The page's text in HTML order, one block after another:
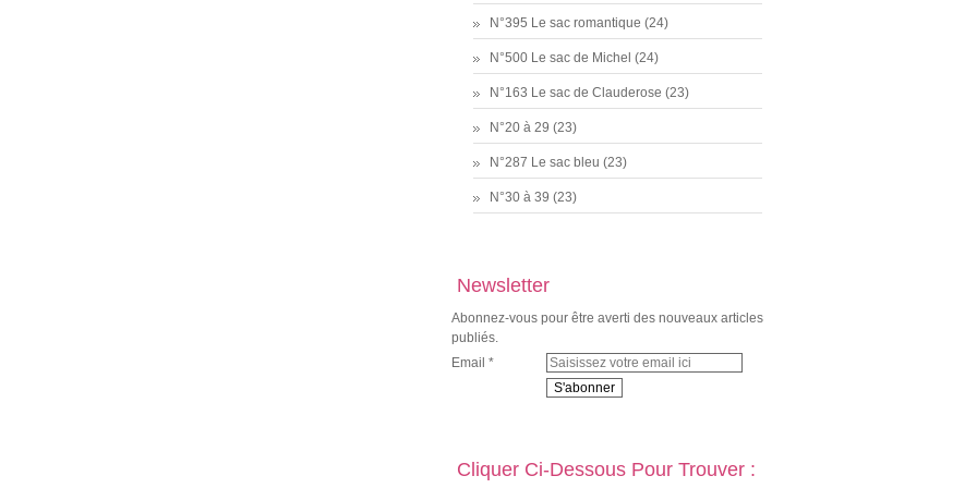
N°395 Le sac romantique (24)
N°500 Le sac de Michel (24)
N°163 Le sac de Clauderose (23)
N°20 à 29 (23)
N°287 Le sac bleu (23)
N°30 à 39 (23)
Newsletter
Abonnez-vous pour être averti des nouveaux articles
publiés.
Email
Cliquer Ci-Dessous Pour Trouver :